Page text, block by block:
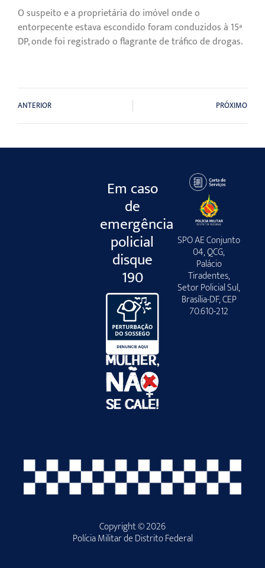
O suspeito e a proprietária do imóvel onde o
entorpecente estava escondido foram conduzidos à 15ª
DP, onde foi registrado o flagrante de tráfico de drogas.
ANTERIOR PRÓXIMO
Em caso
de
emergência
policial
disque
190
SPO AE Conjunto
04, QCG,
Palácio
Tiradentes,
Setor Policial Sul,
Brasília-DF, CEP
70.610-212
Copyright © 2026
Polícia Militar de Distrito Federal